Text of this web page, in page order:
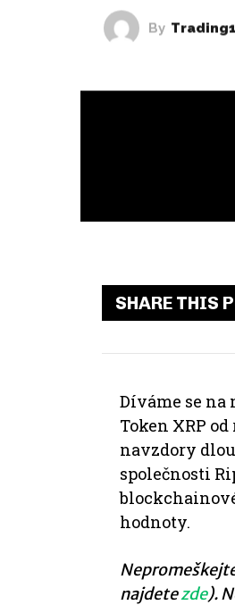
By
SHARE THIS
Díváme se
Token XRP
navzdory
společnosti
hodnoty.
najdetezde).